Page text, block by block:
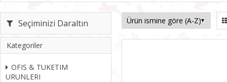
Seçiminizi Daraltın
Kategoriler
OFIS & TUKETIM
URUNLERI